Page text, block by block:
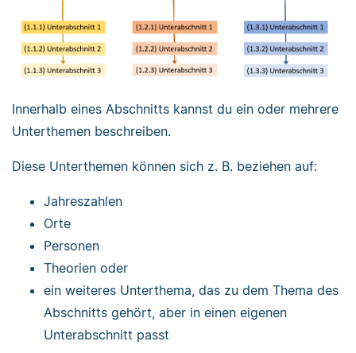
Innerhalb eines Abschnitts kannst du ein oder mehrere
Unterthemen beschreiben.
Diese Unterthemen können sich z. B. beziehen auf:
Jahreszahlen
Orte
Personen
Theorien oder
ein weiteres Unterthema, das zu dem Thema des
Abschnitts gehört, aber in einen eigenen
Unterabschnitt passt